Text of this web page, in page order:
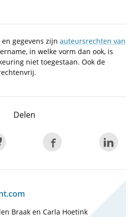
gegevens zijn auteursrechten van
in welke vorm dan ook, is
niet toegestaan. Ook de
Delen
Braak en Carla Hoetink